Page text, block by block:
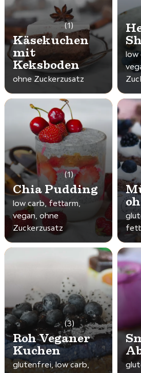
(1)
Käsekuchen
mit
Keksboden
ohne Zuckerzusatz
low
(1)
Chia Pudding
low carb, fettarm,
vegan, ohne
Zuckerzusatz
(3)
Roh Veganer
Kuchen
glutenfrei, low carb,